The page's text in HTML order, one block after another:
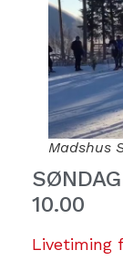
Madshus
10.00
Livetiming